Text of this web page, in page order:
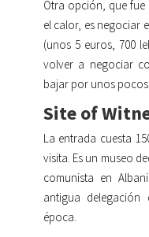
Otra opción, que
el calor, es negociar
(unos 5 euros, 700
volver a negociar
bajar por unos pocos
Site of
La entrada cuesta
visita. Es un museo
comunista en
antigua
época.